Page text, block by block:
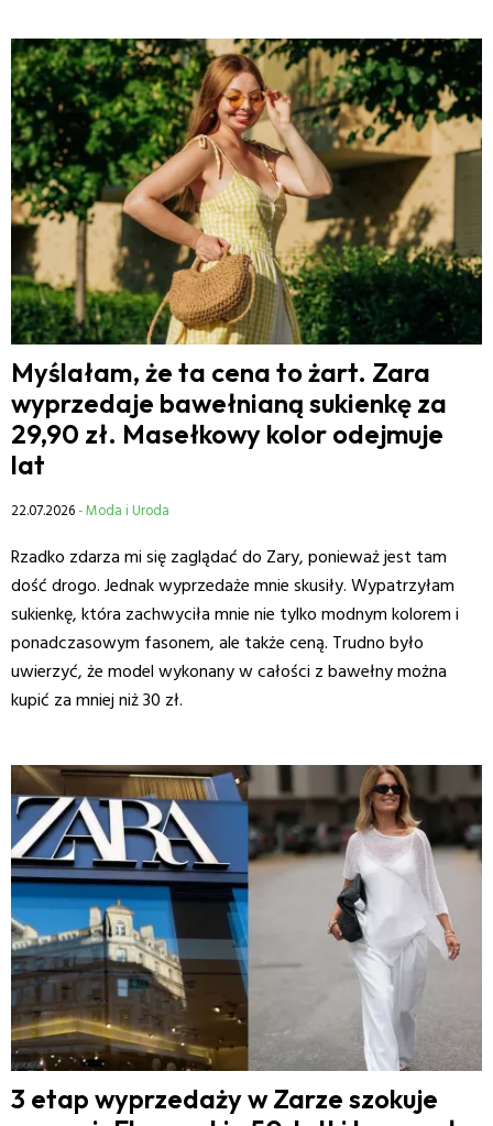
Myślałam, że ta cena to żart. Zara
wyprzedaje bawełnianą sukienkę za
29,90 zł. Masełkowy kolor odejmuje
lat
22.07.2026- Moda i Uroda
Rzadko zdarza mi się zaglądać do Zary, ponieważ jest tam
dość drogo. Jednak wyprzedaże mnie skusiły. Wypatrzyłam
sukienkę, która zachwyciła mnie nie tylko modnym kolorem i
ponadczasowym fasonem, ale także ceną. Trudno było
uwierzyć, że model wykonany w całości z bawełny można
kupić za mniej niż 30 zł.
3 etap wyprzedaży w Zarze szokuje